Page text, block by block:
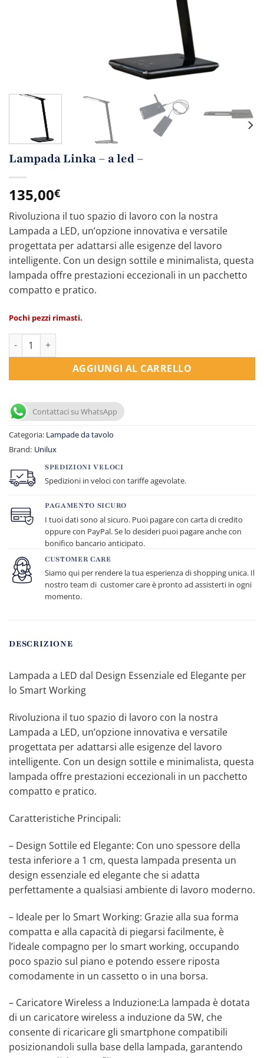
Lampada Linka – a led –
135,00€
Rivoluziona il tuo spazio di lavoro con la nostra
Lampada a LED, un’opzione innovativa e versatile
progettata per adattarsi alle esigenze del lavoro
intelligente. Con un design sottile e minimalista, questa
lampada offre prestazioni eccezionali in un pacchetto
compatto e pratico.
Pochi pezzi rimasti.
Lampada Linka - a led - quantità
AGGIUNGI AL CARRELLO
Contattaci su WhatsApp
Categoria: Lampade da tavolo
Brand: Unilux
SPEDIZIONI VELOCI
Spedizioni in veloci con tariffe agevolate.
PAGAMENTO SICURO
I tuoi dati sono al sicuro. Puoi pagare con carta di credito
oppure con PayPal. Se lo desideri puoi pagare anche con
bonifico bancario anticipato.
CUSTOMER CARE
Siamo qui per rendere la tua esperienza di shopping unica. Il
nostro team di customer care è pronto ad assisterti in ogni
momento.
DESCRIZIONE
Lampada a LED dal Design Essenziale ed Elegante per
lo Smart Working
Rivoluziona il tuo spazio di lavoro con la nostra
Lampada a LED, un’opzione innovativa e versatile
progettata per adattarsi alle esigenze del lavoro
intelligente. Con un design sottile e minimalista, questa
lampada offre prestazioni eccezionali in un pacchetto
compatto e pratico.
Caratteristiche Principali:
– Design Sottile ed Elegante: Con uno spessore della
testa inferiore a 1 cm, questa lampada presenta un
design essenziale ed elegante che si adatta
perfettamente a qualsiasi ambiente di lavoro moderno.
– Ideale per lo Smart Working: Grazie alla sua forma
compatta e alla capacità di piegarsi facilmente, è
l’ideale compagno per lo smart working, occupando
poco spazio sul piano e potendo essere riposta
comodamente in un cassetto o in una borsa.
– Caricatore Wireless a Induzione:La lampada è dotata
di un caricatore wireless a induzione da 5W, che
consente di ricaricare gli smartphone compatibili
posizionandoli sulla base della lampada, garantendo